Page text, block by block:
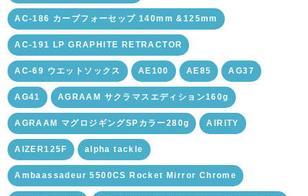
AC-186 カーブフォーセップ 140mm &125mm
AC-191 LP GRAPHITE RETRACTOR
AC-69 ウエットソックス AE100 AE85 AG37
AG41 AGRAAM サクラマスエディション160g
AGRAAM マグロジギングSPカラー280g AIRITY
AIZER125F alpha tackle
Ambaassadeur 5500CS Rocket Mirror Chrome